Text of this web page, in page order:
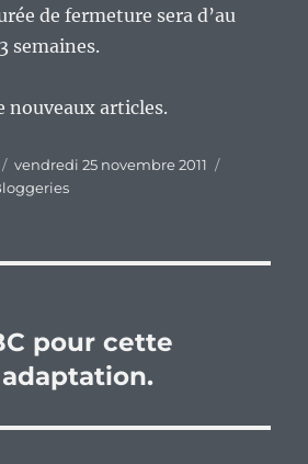
de fermeture sera d’au
semaines.
nouveaux articles.
Publié
le
vendredi 25 novembre 2011
pour cette